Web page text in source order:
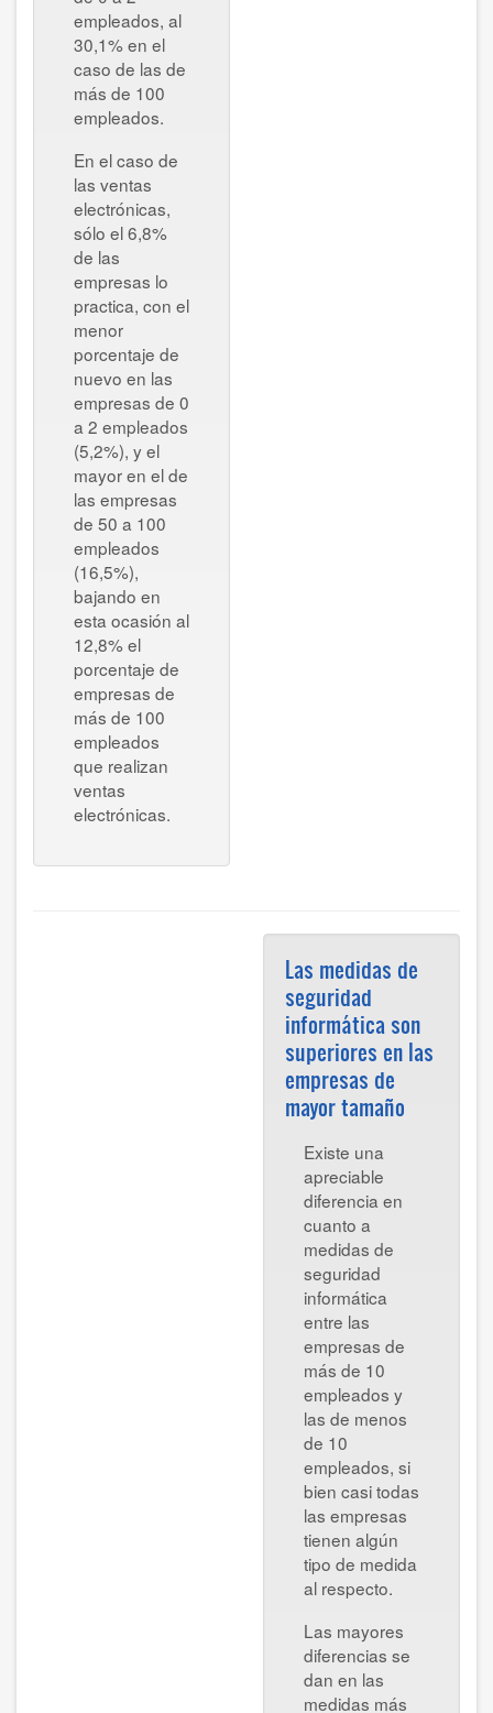
empleados, al
30,1% en el
caso de las de
más de 100
empleados.
En el caso de
las ventas
electrónicas,
sólo el 6,8%
de las
empresas lo
practica, con el
menor
porcentaje de
nuevo en las
empresas de 0
a 2 empleados
(5,2%), y el
mayor en el de
las empresas
de 50 a 100
empleados
(16,5%),
bajando en
esta ocasión al
12,8% el
porcentaje de
empresas de
más de 100
empleados
que realizan
ventas
electrónicas.
Las medidas de
seguridad
informática son
superiores en las
empresas de
mayor tamaño
Existe una
apreciable
diferencia en
cuanto a
medidas de
seguridad
informática
entre las
empresas de
más de 10
empleados y
las de menos
de 10
empleados, si
bien casi todas
las empresas
tienen algún
tipo de medida
al respecto.
Las mayores
diferencias se
dan en las
medidas más